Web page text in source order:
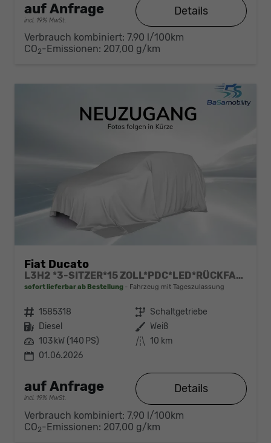
auf Anfrage
incl. 19% MwSt.
Details
Verbrauch kombiniert: 7,90 l/100km
CO2-Emissionen: 207,00 g/km
Fiat Ducato
L3H2 *3-SITZER*15 ZOLL*PDC*LED*RÜCKFAHRKAMERA*DAB*KLIMA*HECKTÜRE 260°*
sofort lieferbar ab Bestellung Fahrzeug mit Tageszulassung
Fahrzeugnr. 1585318 Getriebe Schaltgetriebe
Kraftstoff Diesel Außenfarbe Weiß
Leistung 103 kW (140 PS) Kilometerstand 10 km
01.06.2026
auf Anfrage
incl. 19% MwSt.
Details
Verbrauch kombiniert: 7,90 l/100km
CO2-Emissionen: 207,00 g/km